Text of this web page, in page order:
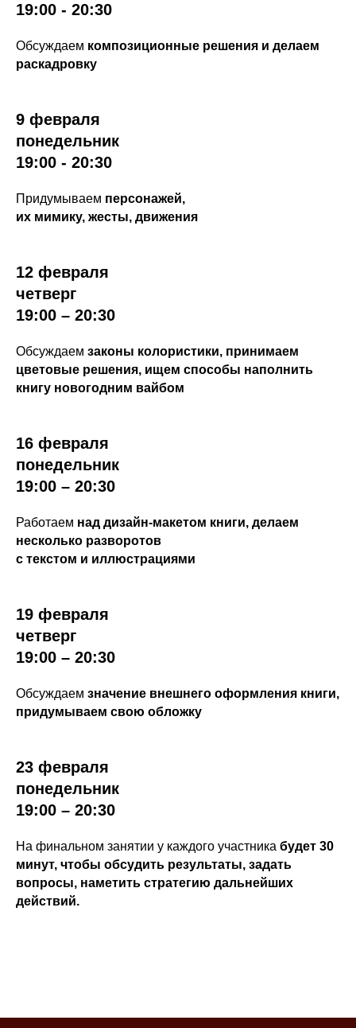
19:00 - 20:30
Обсуждаем композиционные решения и делаем
раскадровку
9 февраля
понедельник
19:00 - 20:30
Придумываем персонажей,
их мимику, жесты, движения
12 февраля
четверг
19:00 – 20:30
Обсуждаем законы колористики, принимаем
цветовые решения, ищем способы наполнить
книгу новогодним вайбом
16 февраля
понедельник
19:00 – 20:30
Работаем над дизайн-макетом книги, делаем
несколько разворотов
с текстом и иллюстрациями
19 февраля
четверг
19:00 – 20:30
Обсуждаем значение внешнего оформления книги,
придумываем свою обложку
23 февраля
понедельник
19:00 – 20:30
На финальном занятии у каждого участника будет 30
минут, чтобы обсудить результаты, задать
вопросы, наметить стратегию дальнейших
действий.